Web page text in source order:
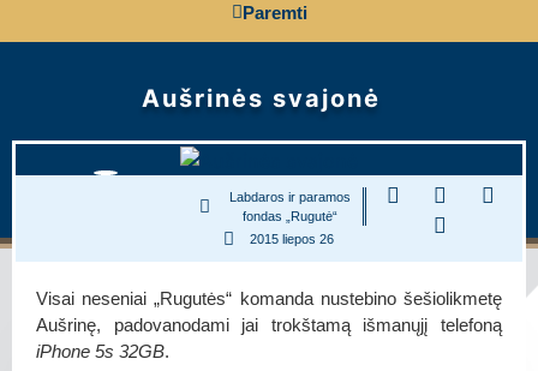
Paremti
Aušrinės svajonė
Labdaros ir paramos
fondas „Rugutė“
2015 liepos 26
Visai neseniai „Rugutės“ komanda nustebino šešiolikmetę
Aušrinę, padovanodami jai trokštamą išmanųjį telefoną
iPhone 5s 32GB.